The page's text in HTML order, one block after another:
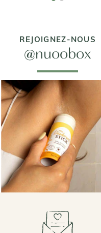
REJOIGNEZ-NOUS
@nuoobox